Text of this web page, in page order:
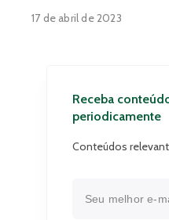
17 de abril de 2023
Receba
periodicamente
Conteúdos